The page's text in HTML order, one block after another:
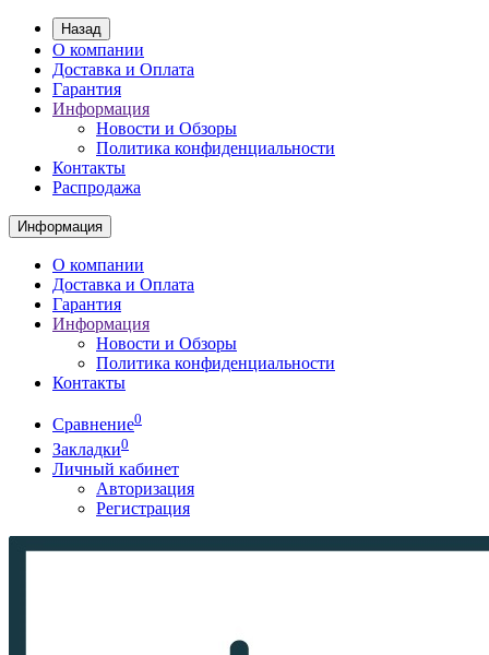
Назад
О компании
Доставка и Оплата
Гарантия
Информация
Новости и Обзоры
Политика конфиденциальности
Контакты
Распродажа
Информация
О компании
Доставка и Оплата
Гарантия
Информация
Новости и Обзоры
Политика конфиденциальности
Контакты
Сравнение0
Закладки0
Личный кабинет
Авторизация
Регистрация